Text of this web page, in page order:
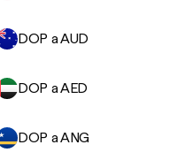
DOP a AUD
DOP a AED
DOP a ANG